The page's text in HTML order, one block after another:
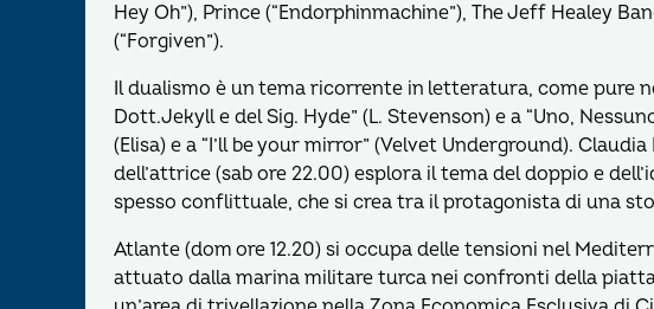
Hey Oh”), Prince (“Endorphinmachine”), The Jeff Healey
(“Forgiven”).
Il dualismo è un tema ricorrente in letteratura, come pure
Dott.Jekyll e del Sig. Hyde” (L. Stevenson) e a “Uno,
(Elisa) e a “I’ll be your mirror” (Velvet Underground).
dell’attrice (sab ore 22.00) esplora il tema del doppio e
spesso conflittuale, che si crea tra il protagonista di una
Atlante (dom ore 12.20) si occupa delle tensioni nel
attuato dalla marina militare turca nei confronti della